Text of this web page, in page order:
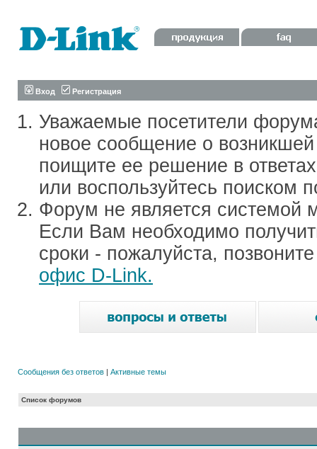
Вход Регистрация
Уважаемые посетители
новое сообщение о
поищите ее решение в
или воспользуйтесь поиском
Форум не является системой
Если Вам необходимо
сроки - пожалуйста,
офис D-Link.
Сообщения без ответов | Активные темы
Список форумов